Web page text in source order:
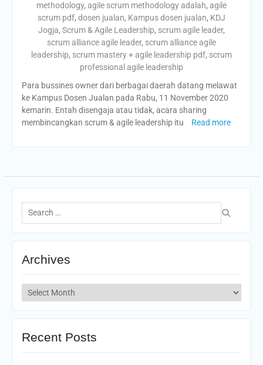
methodology, agile scrum methodology adalah, agile
scrum pdf, dosen jualan, Kampus dosen jualan, KDJ
Jogja, Scrum & Agile Leadership, scrum agile leader,
scrum alliance agile leader, scrum alliance agile
leadership, scrum mastery + agile leadership pdf, scrum
professional agile leadership
Para bussines owner dari berbagai daerah datang melawat
ke Kampus Dosen Jualan pada Rabu, 11 November 2020
kemarin. Entah disengaja atau tidak, acara sharing
membincangkan scrum & agile leadership itu
Read more
Search
for:
Archives
Archives
Recent Posts